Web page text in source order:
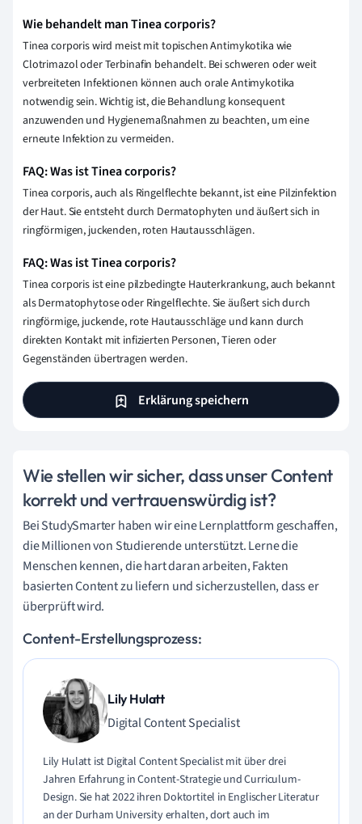
Wie behandelt man Tinea corporis?
Tinea corporis wird meist mit topischen Antimykotika wie
Clotrimazol oder Terbinafin behandelt. Bei schweren oder weit
verbreiteten Infektionen können auch orale Antimykotika
notwendig sein. Wichtig ist, die Behandlung konsequent
anzuwenden und Hygienemaßnahmen zu beachten, um eine
erneute Infektion zu vermeiden.
FAQ: Was ist Tinea corporis?
Tinea corporis, auch als Ringelflechte bekannt, ist eine Pilzinfektion
der Haut. Sie entsteht durch Dermatophyten und äußert sich in
ringförmigen, juckenden, roten Hautausschlägen.
FAQ: Was ist Tinea corporis?
Tinea corporis ist eine pilzbedingte Hauterkrankung, auch bekannt
als Dermatophytose oder Ringelflechte. Sie äußert sich durch
ringförmige, juckende, rote Hautausschläge und kann durch
direkten Kontakt mit infizierten Personen, Tieren oder
Gegenständen übertragen werden.
Erklärung speichern
Wie stellen wir sicher, dass unser Content
korrekt und vertrauenswürdig ist?
Bei StudySmarter haben wir eine Lernplattform geschaffen,
die Millionen von Studierende unterstützt. Lerne die
Menschen kennen, die hart daran arbeiten, Fakten
basierten Content zu liefern und sicherzustellen, dass er
überprüft wird.
Content-Erstellungsprozess:
Lily Hulatt
Digital Content Specialist
Lily Hulatt ist Digital Content Specialist mit über drei
Jahren Erfahrung in Content-Strategie und Curriculum-
Design. Sie hat 2022 ihren Doktortitel in Englischer Literatur
an der Durham University erhalten, dort auch im